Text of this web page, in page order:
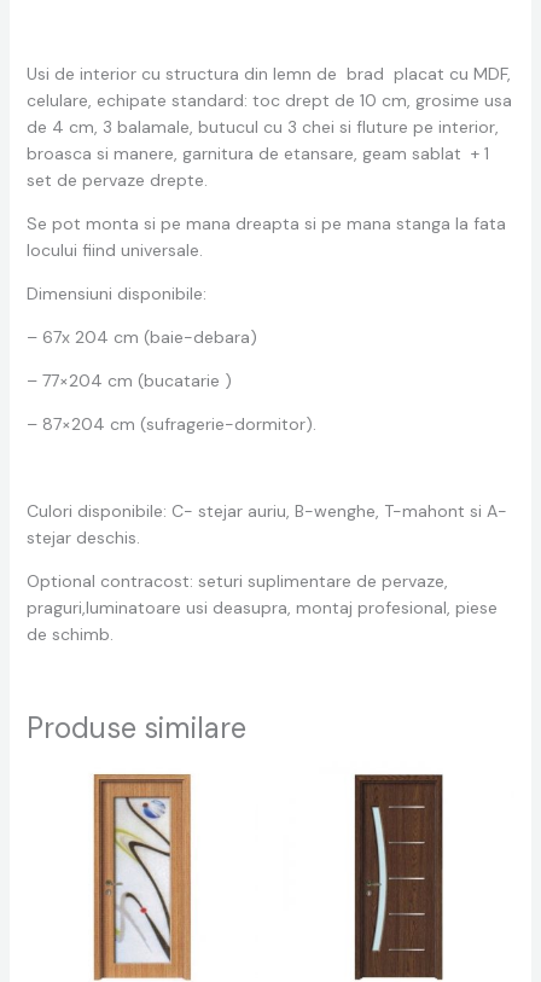
Usi de interior cu structura din lemn de brad placat cu MDF,
celulare, echipate standard: toc drept de 10 cm, grosime usa
de 4 cm, 3 balamale, butucul cu 3 chei si fluture pe interior,
broasca si manere, garnitura de etansare, geam sablat + 1
set de pervaze drepte.
Se pot monta si pe mana dreapta si pe mana stanga la fata
locului fiind universale.
Dimensiuni disponibile:
– 67x 204 cm (baie-debara)
– 77×204 cm (bucatarie )
– 87×204 cm (sufragerie-dormitor).
Culori disponibile: C- stejar auriu, B-wenghe, T-mahont si A-
stejar deschis.
Optional contracost: seturi suplimentare de pervaze,
praguri,luminatoare usi deasupra, montaj profesional, piese
de schimb.
Produse similare